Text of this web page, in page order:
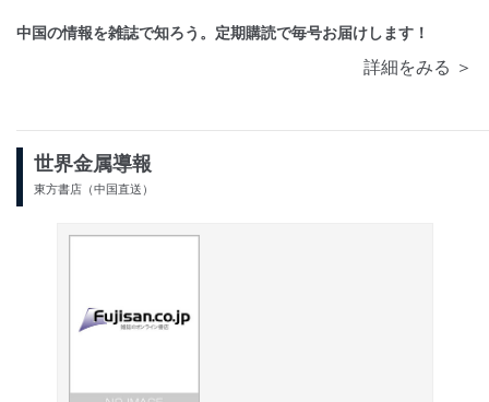
中国の情報を雑誌で知ろう。定期購読で毎号お届けします！
詳細をみる ＞
世界金属導報
東方書店（中国直送）